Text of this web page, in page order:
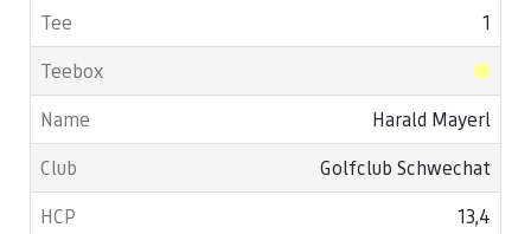
1
Harald Mayerl
Golfclub Schwechat
13,4